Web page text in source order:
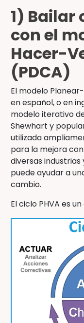
1) Bailar
con el
Hacer-
(PDCA)
El modelo
en español, o en
modelo iterativo
Shewhart y
utilizada
para la mejora
diversas
puede ayudar a
cambio.
El ciclo PHVA es